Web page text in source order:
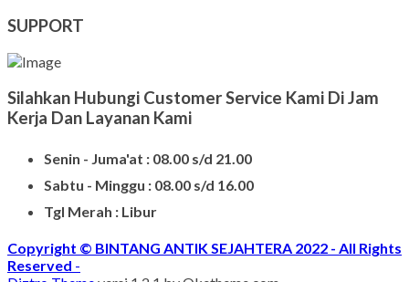
SUPPORT
Silahkan Hubungi Customer Service Kami Di Jam
Kerja Dan Layanan Kami
Senin - Juma'at : 08.00 s/d 21.00
Sabtu - Minggu : 08.00 s/d 16.00
Tgl Merah : Libur
Copyright © BINTANG ANTIK SEJAHTERA 2022 - All Rights
Reserved -